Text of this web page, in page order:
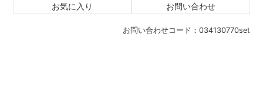
お問い合わせコード： 034130770set
お気に入り お問い合わせ